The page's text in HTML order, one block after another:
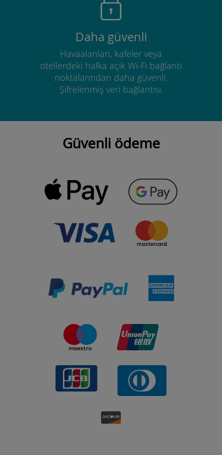
Daha güvenli
Havaalanları, kafeler veya
otellerdeki halka açık Wi-Fi bağlantı
noktalarından daha güvenli.
Şifrelenmiş veri bağlantısı.
Güvenli ödeme